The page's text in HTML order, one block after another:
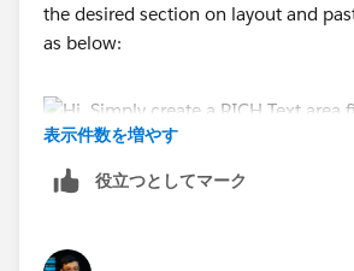
the desired section on layout and
as below:
表示件数を増やす
役立つとしてマーク